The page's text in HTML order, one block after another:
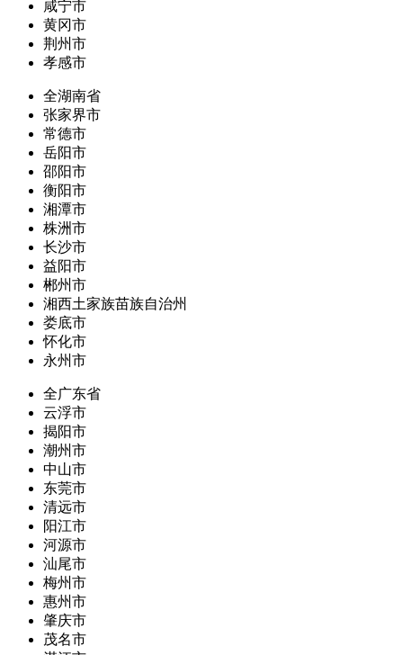
咸宁市
黄冈市
荆州市
孝感市
全湖南省
张家界市
常德市
岳阳市
邵阳市
衡阳市
湘潭市
株洲市
长沙市
益阳市
郴州市
湘西土家族苗族自治州
娄底市
怀化市
永州市
全广东省
云浮市
揭阳市
潮州市
中山市
东莞市
清远市
阳江市
河源市
汕尾市
梅州市
惠州市
肇庆市
茂名市